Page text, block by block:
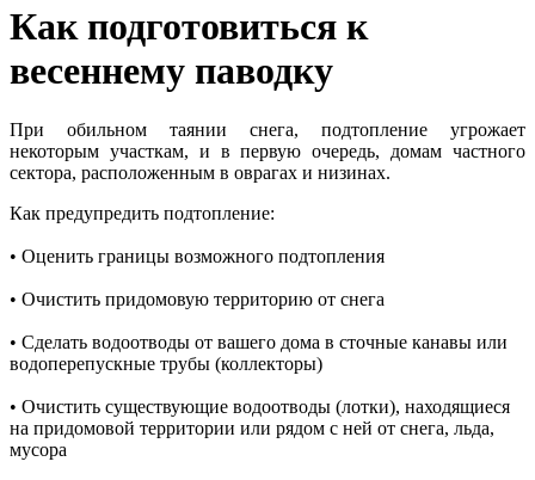
Как подготовиться к
весеннему паводку
При обильном таянии снега, подтопление угрожает
некоторым участкам, и в первую очередь, домам частного
сектора, расположенным в оврагах и низинах.
Как предупредить подтопление:
• Оценить границы возможного подтопления
• Очистить придомовую территорию от снега
• Сделать водоотводы от вашего дома в сточные канавы или
водоперепускные трубы (коллекторы)
• Очистить существующие водоотводы (лотки), находящиеся
на придомовой территории или рядом с ней от снега, льда,
мусора